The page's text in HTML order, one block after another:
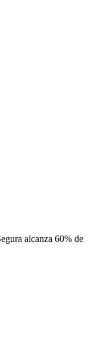
alcanza 60% de